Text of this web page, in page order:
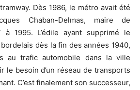
Dès 1986, le métro avait été
Chaban-Delmas, maire de
à 1995. L’édile ayant supprimé le
dès la fin des années 1940,
au trafic automobile dans la ville
le besoin d’un réseau de transports
C’est finalement son successeur,